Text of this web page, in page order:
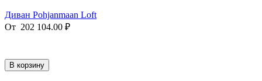
Диван Pohjanmaan Loft
От 202 104.00 ₽
В корзину